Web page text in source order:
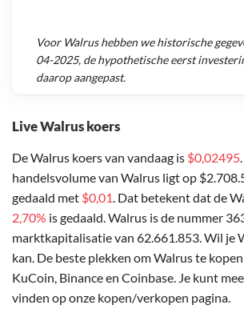
Live Walrus koers
De Walrus koers van vandaag is $0,02495
handelsvolume van Walrus ligt op
gedaald met $0,01. Dat betekent dat de
2,70% is gedaald. Walrus is de nummer
marktkapitalisatie van 62.661.853. Wil je
kan. De beste plekken om Walrus te
KuCoin, Binance en Coinbase. Je kunt
vinden op onze kopen/verkopen pagina.
Voor Walrushebben we historische
04-2025, de hypothetische eerst
daarop aangepast.